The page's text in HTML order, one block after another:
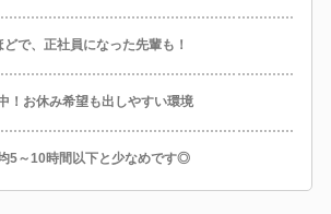
で、正社員になった先輩も！
！お休み希望も出しやすい環境
5～10時間以下と少なめです◎